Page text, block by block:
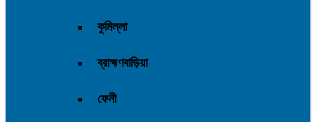
কুমিল্লা
ব্রাহ্মণবাড়িয়া
ফেনী